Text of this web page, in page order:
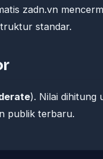
zadn.vn
standar.
). Nilai dihitung
publik terbaru.